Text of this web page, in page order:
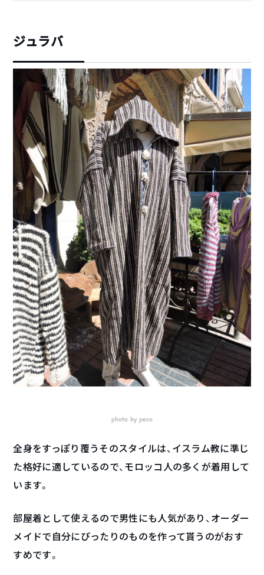
ジュラバ
photo by peco
全身をすっぽり覆うそのスタイルは、イスラム教に準じ
た格好に適しているので、モロッコ人の多くが着用して
います。
部屋着として使えるので男性にも人気があり、オーダー
メイドで自分にぴったりのものを作って貰うのがおす
すめです。